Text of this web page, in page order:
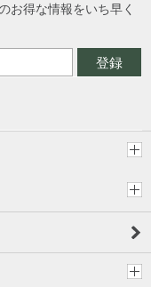
お得な情報をいち早く
登録